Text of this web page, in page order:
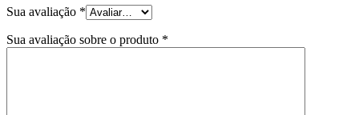
Sua avaliação *
Sua avaliação sobre o produto *